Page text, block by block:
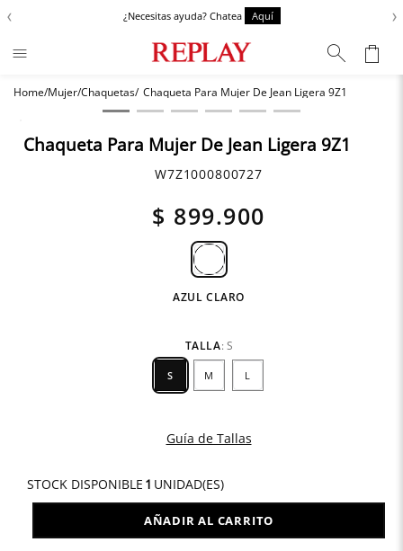
‹ ¿Necesitas ayuda? Chatea Aquí ›
Mujer Chaquetas Chaqueta Para Mujer De Jean Ligera 9Z1
Chaqueta Para Mujer De Jean Ligera 9Z1
W7Z1000800727
$ 899.900
AZUL CLARO
TALLA: S
S M L
Guía de Tallas
STOCK DISPONIBLE 1 UNIDAD(ES)
AÑADIR AL CARRITO
Términos más buscados
Zapatos